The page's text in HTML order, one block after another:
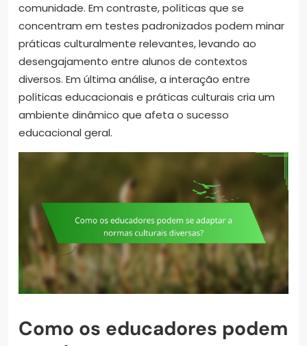
comunidade. Em contraste, políticas que se
concentram em testes padronizados podem minar
práticas culturalmente relevantes, levando ao
desengajamento entre alunos de contextos
diversos. Em última análise, a interação entre
políticas educacionais e práticas culturais cria um
ambiente dinâmico que afeta o sucesso
educacional geral.
Como os educadores podem